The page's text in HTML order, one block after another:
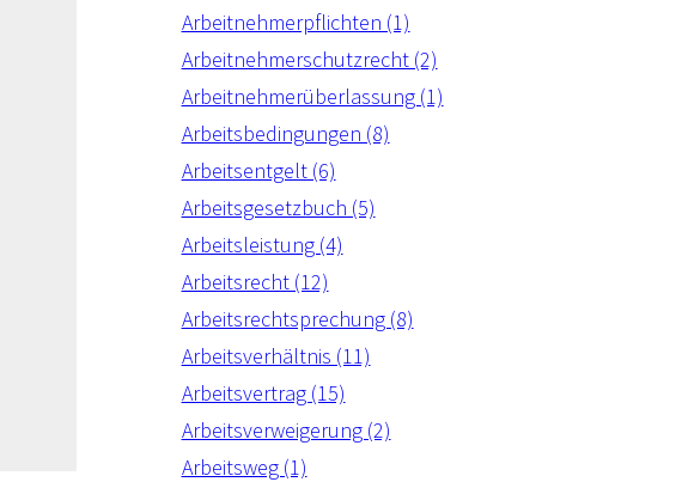
Arbeitnehmerpflichten (1)
Arbeitnehmerschutzrecht (2)
Arbeitnehmerüberlassung (1)
Arbeitsbedingungen (8)
Arbeitsentgelt (6)
Arbeitsgesetzbuch (5)
Arbeitsleistung (4)
Arbeitsrecht (12)
Arbeitsrechtsprechung (8)
Arbeitsverhältnis (11)
Arbeitsvertrag (15)
Arbeitsverweigerung (2)
Arbeitsweg (1)